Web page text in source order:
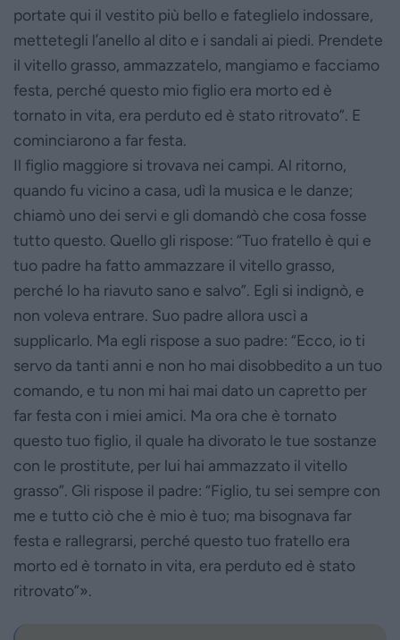
portate qui il vestito più bello e fateglielo indossare,
mettetegli l’anello al dito e i sandali ai piedi. Prendete
il vitello grasso, ammazzatelo, mangiamo e facciamo
festa, perché questo mio figlio era morto ed è
tornato in vita, era perduto ed è stato ritrovato”. E
cominciarono a far festa.
Il figlio maggiore si trovava nei campi. Al ritorno,
quando fu vicino a casa, udì la musica e le danze;
chiamò uno dei servi e gli domandò che cosa fosse
tutto questo. Quello gli rispose: “Tuo fratello è qui e
tuo padre ha fatto ammazzare il vitello grasso,
perché lo ha riavuto sano e salvo”. Egli si indignò, e
non voleva entrare. Suo padre allora uscì a
supplicarlo. Ma egli rispose a suo padre: “Ecco, io ti
servo da tanti anni e non ho mai disobbedito a un tuo
comando, e tu non mi hai mai dato un capretto per
far festa con i miei amici. Ma ora che è tornato
questo tuo figlio, il quale ha divorato le tue sostanze
con le prostitute, per lui hai ammazzato il vitello
grasso”. Gli rispose il padre: “Figlio, tu sei sempre con
me e tutto ciò che è mio è tuo; ma bisognava far
festa e rallegrarsi, perché questo tuo fratello era
morto ed è tornato in vita, era perduto ed è stato
ritrovato”».